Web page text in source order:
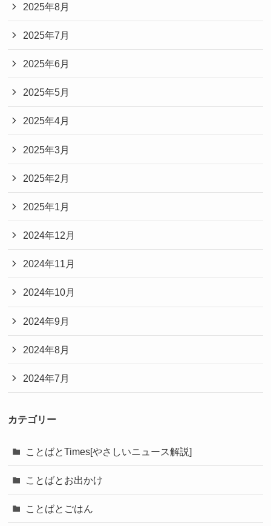
2025年8月
2025年7月
2025年6月
2025年5月
2025年4月
2025年3月
2025年2月
2025年1月
2024年12月
2024年11月
2024年10月
2024年9月
2024年8月
2024年7月
カテゴリー
ことばとTimes[やさしいニュース解説]
ことばとお出かけ
ことばとごはん